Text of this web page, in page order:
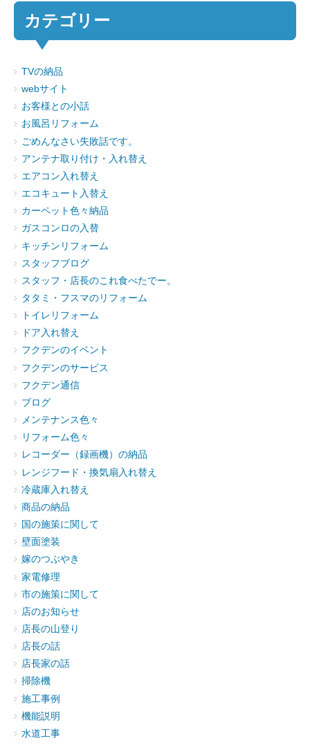
カテゴリー
TVの納品
webサイト
お客様との小話
お風呂リフォーム
ごめんなさい失敗話です。
アンテナ取り付け・入れ替え
エアコン入れ替え
エコキュート入替え
カーペット色々納品
ガスコンロの入替
キッチンリフォーム
スタッフブログ
スタッフ・店長のこれ食べたでー。
タタミ・フスマのリフォーム
トイレリフォーム
ドア入れ替え
フクデンのイベント
フクデンのサービス
フクデン通信
ブログ
メンテナンス色々
リフォーム色々
レコーダー（録画機）の納品
レンジフード・換気扇入れ替え
冷蔵庫入れ替え
商品の納品
国の施策に関して
壁面塗装
嫁のつぶやき
家電修理
市の施策に関して
店のお知らせ
店長の山登り
店長の話
店長家の話
掃除機
施工事例
機能説明
水道工事